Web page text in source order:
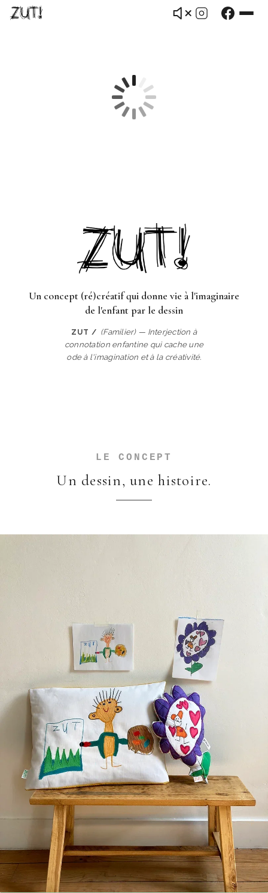
Un concept (ré)créatif qui donne vie à l'imaginaire
de l'enfant par le dessin
ZUT / (Familier) — Interjection à
connotation enfantine qui cache une
ode à l'imagination et à la créativité.
LE CONCEPT
Un dessin, une histoire.